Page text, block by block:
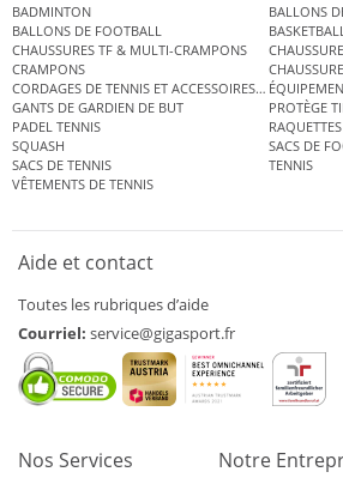
BADMINTON
BALLONS
BALLONS DE FOOTBALL
BASKETBALL
CHAUSSURES TF & MULTI-CRAMPONS
CRAMPONS
CORDAGES DE TENNIS ET ACCESSOIRES DE TENNIS
GANTS DE GARDIEN DE BUT
PROTÈGE
PADEL TENNIS
SQUASH
SACS DE
SACS DE TENNIS
TENNIS
VÊTEMENTS DE TENNIS
Aide et contact
Toutes les rubriques d’aide
Courriel: service@gigasport.fr
Nos Services Notre